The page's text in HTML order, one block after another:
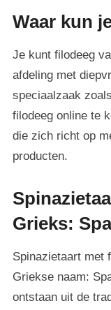
Waar kun
Je kunt filodeeg
afdeling met
speciaalzaak
filodeeg online te
die zich richt op
producten.
Grieks:
Spinazietaart met
Griekse naam:
ontstaan uit de